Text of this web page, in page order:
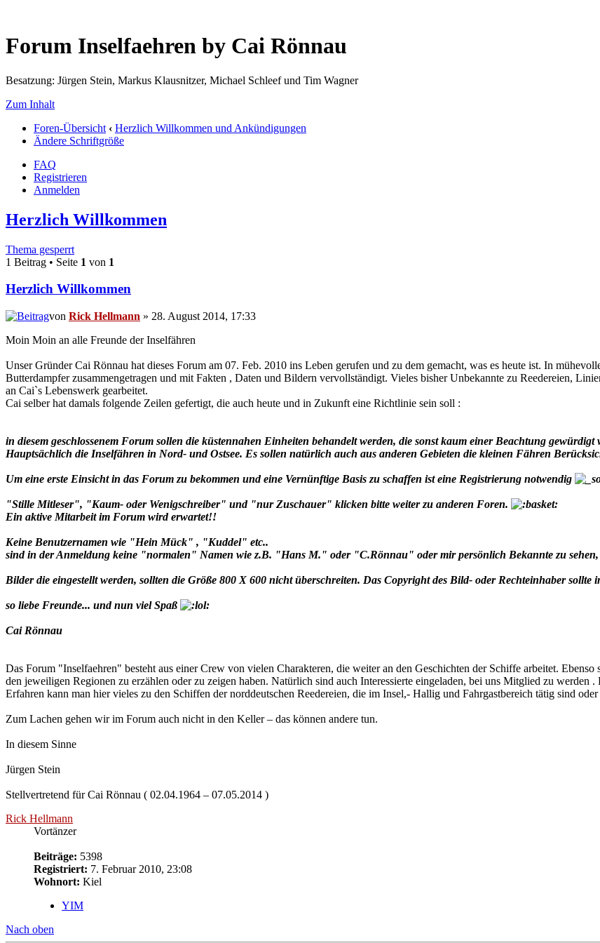
Forum Inselfaehren by Cai Rönnau
Besatzung: Jürgen Stein, Markus Klausnitzer, Michael Schleef und Tim Wagner
Zum Inhalt
Foren-Übersicht ‹ Herzlich Willkommen und Ankündigungen
Ändere Schriftgröße
FAQ
Registrieren
Anmelden
Herzlich Willkommen
Thema gesperrt
1 Beitrag • Seite 1 von 1
Herzlich Willkommen
von Rick Hellmann » 28. August 2014, 17:33
Moin Moin an alle Freunde der Inselfähren
Unser Gründer Cai Rönnau hat dieses Forum am 07. Feb. 2010 ins Leben gerufen und zu dem gemacht, was es heute ist. In
Butterdampfer zusammengetragen und mit Fakten , Daten und Bildern vervollständigt. Vieles bisher Unbekannte zu Reedereien,
an Cai`s Lebenswerk gearbeitet.
Cai selber hat damals folgende Zeilen gefertigt, die auch heute und in Zukunft eine Richtlinie sein soll :
in diesem geschlossenem Forum sollen die küstennahen Einheiten behandelt werden, die sonst kaum einer Beachtung gewürdigt
Hauptsächlich die Inselfähren in Nord- und Ostsee. Es sollen natürlich auch aus anderen Gebieten die kleinen Fähren
Um eine erste Einsicht in das Forum zu bekommen und eine Vernünftige Basis zu schaffen ist eine Registrierung notwendig
"Stille Mitleser", "Kaum- oder Wenigschreiber" und "nur Zuschauer" klicken bitte weiter zu anderen Foren.
Ein aktive Mitarbeit im Forum wird erwartet!!
Keine Benutzernamen wie "Hein Mück" , "Kuddel" etc..
sind in der Anmeldung keine "normalen" Namen wie z.B. "Hans M." oder "C.Rönnau" oder mir persönlich Bekannte zu sehen,
Bilder die eingestellt werden, sollten die Größe 800 X 600 nicht überschreiten. Das Copyright des Bild- oder Rechteinhaber sollte
so liebe Freunde... und nun viel Spaß
Cai Rönnau
Das Forum "Inselfaehren" besteht aus einer Crew von vielen Charakteren, die weiter an den Geschichten der Schiffe arbeitet.
den jeweiligen Regionen zu erzählen oder zu zeigen haben. Natürlich sind auch Interessierte eingeladen, bei uns Mitglied zu werden
Erfahren kann man hier vieles zu den Schiffen der norddeutschen Reedereien, die im Insel,- Hallig und Fahrgastbereich tätig sind
Zum Lachen gehen wir im Forum auch nicht in den Keller – das können andere tun.
In diesem Sinne
Jürgen Stein
Stellvertretend für Cai Rönnau ( 02.04.1964 – 07.05.2014 )
Rick Hellmann
Vortänzer
Beiträge: 5398
Registriert: 7. Februar 2010, 23:08
Wohnort: Kiel
YIM
Nach oben